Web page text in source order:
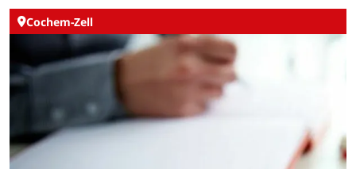
Cochem-Zell